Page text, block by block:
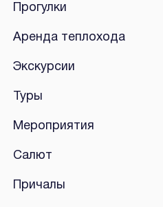
Прогулки
Аренда теплохода
Экскурсии
Туры
Мероприятия
Салют
Причалы